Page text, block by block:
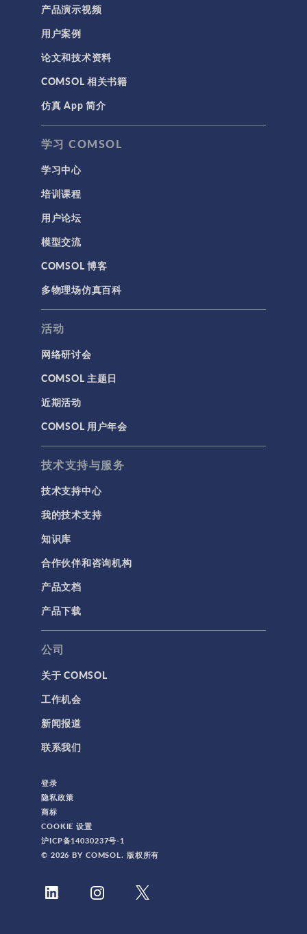
产品演示视频
用户案例
论文和技术资料
COMSOL 相关书籍
仿真 App 简介
学习 COMSOL
学习中心
培训课程
用户论坛
模型交流
COMSOL 博客
多物理场仿真百科
活动
网络研讨会
COMSOL 主题日
近期活动
COMSOL 用户年会
技术支持与服务
技术支持中心
我的技术支持
知识库
合作伙伴和咨询机构
产品文档
产品下载
公司
关于 COMSOL
工作机会
新闻报道
联系我们
登录
隐私政策
商标
COOKIE 设置
沪ICP备14030237号-1
© 2026 BY COMSOL. 版权所有